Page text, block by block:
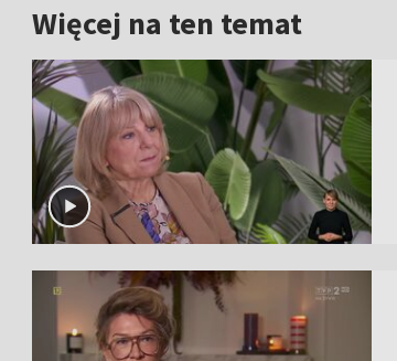
Więcej na ten temat